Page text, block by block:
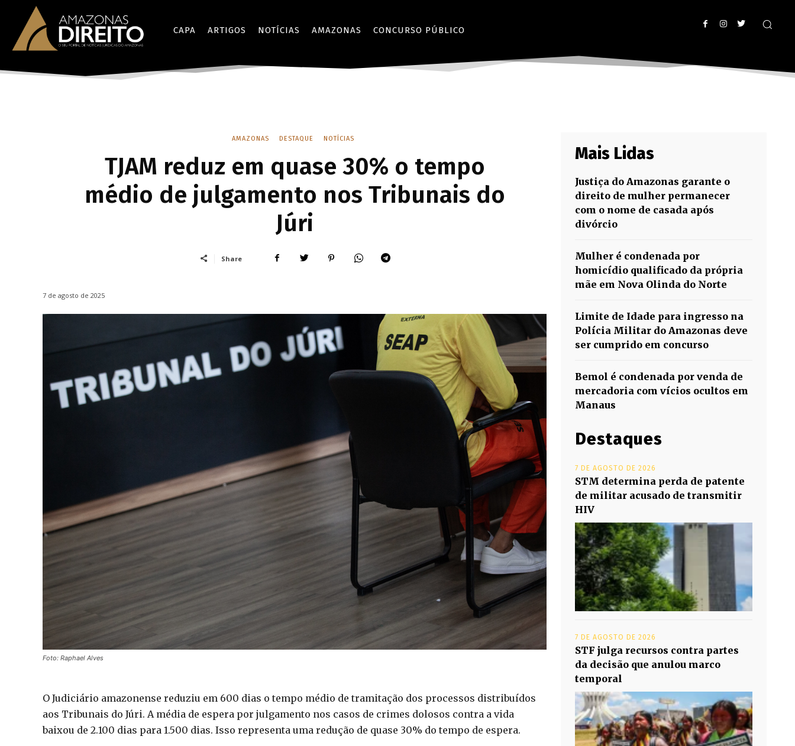
CAPA ARTIGOS NOTÍCIAS AMAZONAS CONCURSO PÚBLICO
AMAZONAS DESTAQUE NOTÍCIAS
TJAM reduz em quase 30% o tempo
médio de julgamento nos Tribunais do
Júri
Share
7 de agosto de 2025
Foto: Raphael Alves
O Judiciário amazonense reduziu em 600 dias o tempo médio de tramitação dos processos distribuídos
aos Tribunais do Júri. A média de espera por julgamento nos casos de crimes dolosos contra a vida
baixou de 2.100 dias para 1.500 dias. Isso representa uma redução de quase 30% do tempo de espera.
Mais Lidas
Justiça do Amazonas garante o
direito de mulher permanecer
com o nome de casada após
divórcio
Mulher é condenada por
homicídio qualificado da própria
mãe em Nova Olinda do Norte
Limite de Idade para ingresso na
Polícia Militar do Amazonas deve
ser cumprido em concurso
Bemol é condenada por venda de
mercadoria com vícios ocultos em
Manaus
Destaques
7 DE AGOSTO DE 2026
STM determina perda de patente
de militar acusado de transmitir
HIV
7 DE AGOSTO DE 2026
STF julga recursos contra partes
da decisão que anulou marco
temporal